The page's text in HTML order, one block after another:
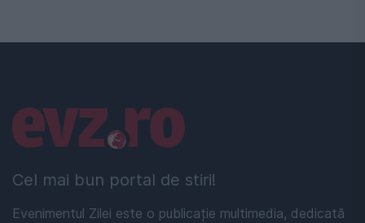
Cel mai bun portal de stiri!
Evenimentul Zilei este o publicație multimedia, dedicată
Linkuri utile